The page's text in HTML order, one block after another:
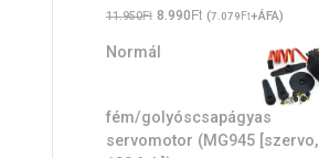
11.950Ft Original
was:
8.990FtCurrent
(7.079Ft+ÁFA)
Normál
fém/golyóscsapágyas
servomotor (MG945 [szervo,